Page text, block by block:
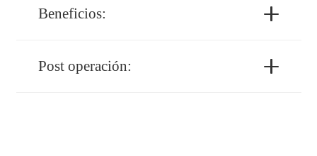
Beneficios:
Post operación: